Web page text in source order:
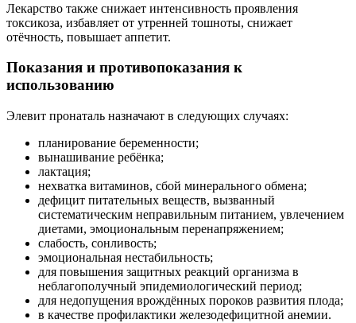
Лекарство также снижает интенсивность проявления
токсикоза, избавляет от утренней тошноты, снижает
отёчность, повышает аппетит.
Показания и противопоказания к
использованию
Элевит пронаталь назначают в следующих случаях:
планирование беременности;
вынашивание ребёнка;
лактация;
нехватка витаминов, сбой минерального обмена;
дефицит питательных веществ, вызванный
систематическим неправильным питанием, увлечением
диетами, эмоциональным перенапряжением;
слабость, сонливость;
эмоциональная нестабильность;
для повышения защитных реакций организма в
неблагополучный эпидемиологический период;
для недопущения врождённых пороков развития плода;
в качестве профилактики железодефицитной анемии.